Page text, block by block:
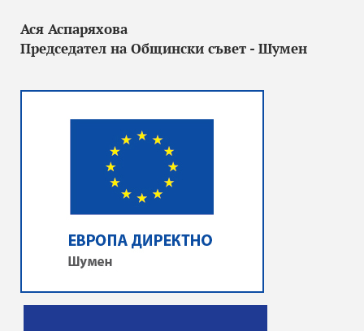
Ася Аспаряхова
Председател на Общински съвет - Шумен